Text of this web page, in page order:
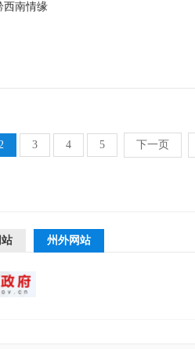
西南情缘
3 4 5 下一页
州外网站